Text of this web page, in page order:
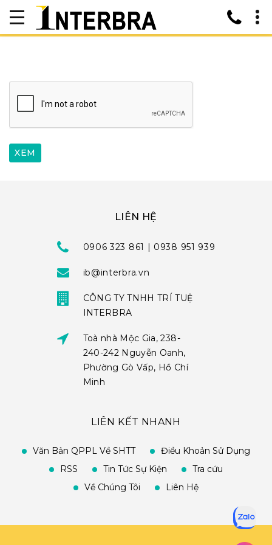
LIÊN HỆ
0906 323 861 | 0938 951 939
ib@interbra.vn
CÔNG TY TNHH TRÍ TUỆ
INTERBRA
Toà nhà Mộc Gia, 238-
240-242 Nguyễn Oanh,
Phường Gò Vấp, Hồ Chí
Minh
LIÊN KẾT NHANH
Văn Bản QPPL Về SHTT
Điều Khoản Sử Dụng
RSS
Tin Tức Sự Kiện
Tra cứu
Về Chúng Tôi
Liên Hệ